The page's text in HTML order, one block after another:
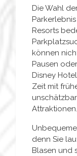
Die Wahl
Resorts
können
Pausen
Disney
Zeit mit
Attraktionen.
denn Sie
Blasen und